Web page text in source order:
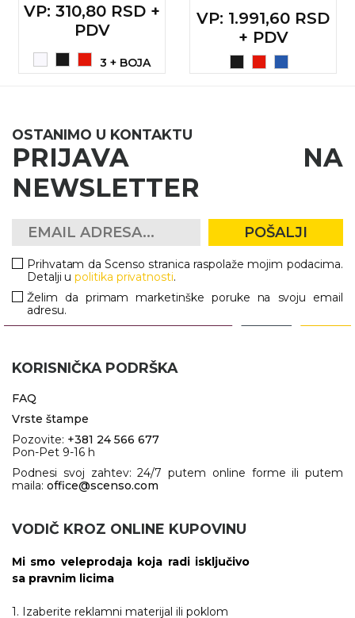
VP: 310,80 RSD +
PDV
3 + BOJA
VP: 1.991,60 RSD
+ PDV
OSTANIMO U KONTAKTU
PRIJAVA NA
NEWSLETTER
POŠALJI
Prihvatam da Scenso stranica raspolaže mojim podacima.
Detalji upolitika privatnosti.
Želim da primam marketinške poruke na svoju email
adresu.
KORISNIČKA PODRŠKA
FAQ
Vrste štampe
Pozovite: +381 24 566 677
Pon-Pet 9-16 h
Podnesi svoj zahtev: 24/7 putem online forme ili putem
maila: office@scenso.com
VODIČ KROZ ONLINE KUPOVINU
Mi smo veleprodaja koja radi isključivo
sa pravnim licima
1. Izaberite reklamni materijal ili poklom